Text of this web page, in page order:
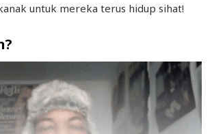
untuk mereka terus hidup sihat!